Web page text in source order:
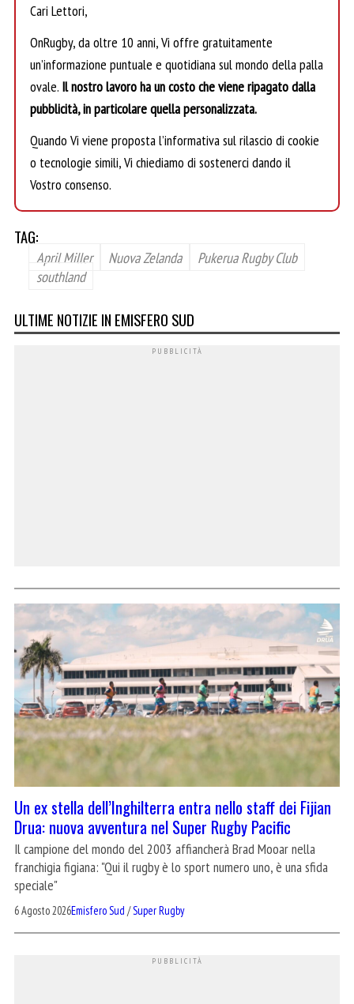
Cari Lettori,
OnRugby, da oltre 10 anni, Vi offre gratuitamente
un’informazione puntuale e quotidiana sul mondo della palla
ovale. Il nostro lavoro ha un costo che viene ripagato dalla
pubblicità, in particolare quella personalizzata.
Quando Vi viene proposta l’informativa sul rilascio di cookie
o tecnologie simili, Vi chiediamo di sostenerci dando il
Vostro consenso.
TAG:
April Miller Nuova Zelanda
Pukerua Rugby Club
southland
ULTIME NOTIZIE IN EMISFERO SUD
Un ex stella dell’Inghilterra entra nello staff dei Fijian
Drua: nuova avventura nel Super Rugby Pacific
Il campione del mondo del 2003 affiancherà Brad Mooar nella
franchigia figiana: "Qui il rugby è lo sport numero uno, è una sfida
speciale"
6 Agosto 2026Emisfero Sud /Super Rugby